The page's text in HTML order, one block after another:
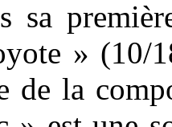
sa
» (10/
de la